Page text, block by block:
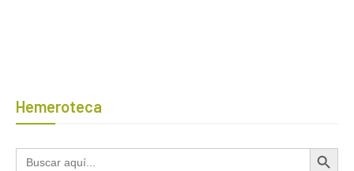
Hemeroteca
Buscar: Botón de